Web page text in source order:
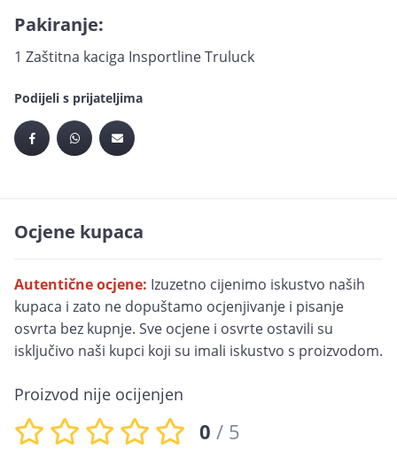
Pakiranje:
1 Zaštitna kaciga Insportline Truluck
Podijeli s prijateljima
Ocjene kupaca
Autentične ocjene: Izuzetno cijenimo iskustvo naših
kupaca i zato ne dopuštamo ocjenjivanje i pisanje
osvrta bez kupnje. Sve ocjene i osvrte ostavili su
isključivo naši kupci koji su imali iskustvo s proizvodom.
Proizvod nije ocijenjen
0 / 5